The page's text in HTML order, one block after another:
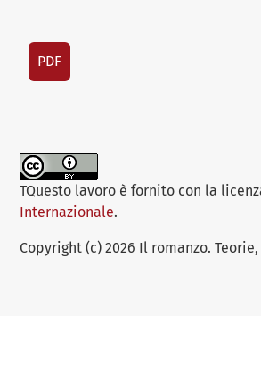
PDF
TQuesto lavoro è fornito con la
Internazionale.
Copyright (c) 2026 Il romanzo.